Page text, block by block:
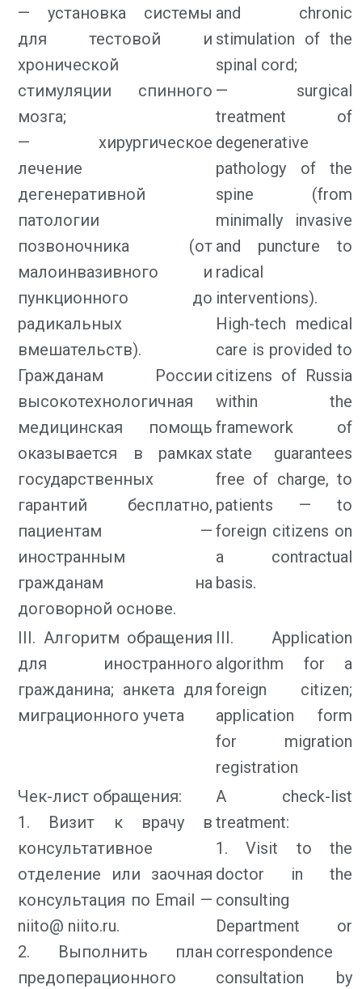
— установка системы
для тестовой и
хронической
стимуляции спинного
мозга;
— хирургическое
лечение
дегенеративной
патологии
позвоночника (от
малоинвазивного и
пункционного до
радикальных
вмешательств).
Гражданам России
высокотехнологичная
медицинская помощь
оказывается в рамках
государственных
гарантий бесплатно,
пациентам —
иностранным
гражданам на
договорной основе.
and chronic
stimulation of the
spinal cord;
— surgical
treatment of
degenerative
pathology of the
spine (from
minimally invasive
and puncture to
radical
interventions).
High-tech medical
care is provided to
citizens of Russia
within the
framework of
state guarantees
free of charge, to
patients — to
foreign citizens on
a contractual
basis.
III. Алгоритм обращения
для иностранного
гражданина; анкета для
миграционного учета
III. Application
algorithm for a
foreign citizen;
application form
for migration
registration
Чек-лист обращения:
1. Визит к врачу в
консультативное
отделение или заочная
консультация по Email —
niito@ niito.ru.
2. Выполнить план
предоперационного
A check-list
treatment:
1. Visit to the
doctor in the
consulting
Department or
correspondence
consultation by